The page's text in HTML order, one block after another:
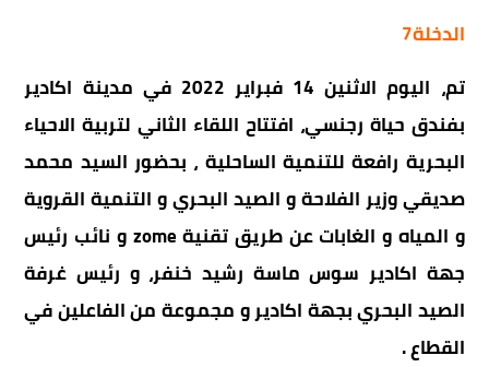
الدخلة7
تم، اليوم الاثنين 14 فبراير 2022 في مدينة اكادير
بفندق حياة رجنسي، افتتاح اللقاء الثاني لتربية الاحياء
البحرية رافعة للتنمية الساحلية ، بحضور السيد محمد
صديقي وزير الفلاحة و الصيد البحري و التنمية القروية
و المياه و الغابات عن طريق تقنية zome و نائب رئيس
جهة اكادير سوس ماسة رشيد خنفر، و رئيس غرفة
الصيد البحري بجهة اكادير و مجموعة من الفاعلين في
القطاع .